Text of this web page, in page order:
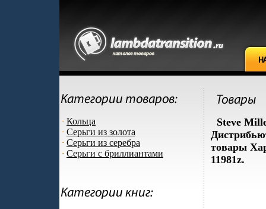
Кольца
Серьги из золота
Серьги из серебра
Серьги с бриллиантами
Steve
товары
11981z.